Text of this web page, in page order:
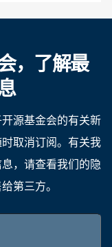
，了解最
源基金会的有关新
取消订阅。有关我
，请查看我们的隐
第三方。